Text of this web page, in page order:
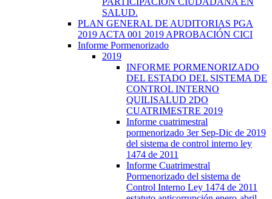
SALUD.
PLAN GENERAL DE AUDITORIAS PGA
2019 ACTA 001 2019 APROBACIÓN CICI
Informe Pormenorizado
2019
INFORME PORMENORIZADO
DEL ESTADO DEL SISTEMA DE
CONTROL INTERNO
QUILISALUD 2DO
CUATRIMESTRE 2019
Informe cuatrimestral
pormenorizado 3er Sep-Dic de 2019
del sistema de control interno ley
1474 de 2011
Informe Cuatrimestral
Pormenorizado del sistema de
Control Interno Ley 1474 de 2011